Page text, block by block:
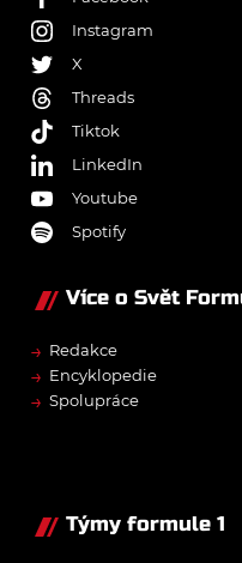
Instagram
X
Threads
Tiktok
LinkedIn
Youtube
Spotify
Více o Svět
→ Redakce
→ Encyklopedie
→ Spolupráce
Týmy formule 1